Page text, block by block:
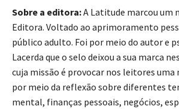
Sobre a editora:A Latitude marcou um
Editora. Voltado ao aprimoramento
público adulto. Foi por meio do autor e
Lacerda que o selo deixou a sua marca
cuja missão é provocar nos leitores uma
por meio da reflexão sobre diferentes
mental, finanças pessoais, negócios,